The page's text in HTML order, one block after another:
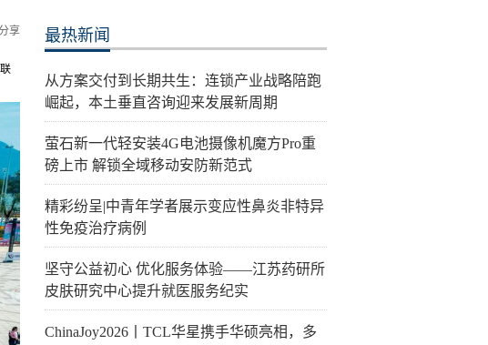
享 最热新闻
从方案交付到长期共生：连锁产业战略陪跑
崛起，本土垂直咨询迎来发展新周期
萤石新一代轻安装4G电池摄像机魔方Pro重
磅上市 解锁全域移动安防新范式
精彩纷呈|中青年学者展示变应性鼻炎非特异
性免疫治疗病例
坚守公益初心 优化服务体验——江苏药研所
皮肤研究中心提升就医服务纪实
ChinaJoy2026丨TCL华星携手华硕亮相，多